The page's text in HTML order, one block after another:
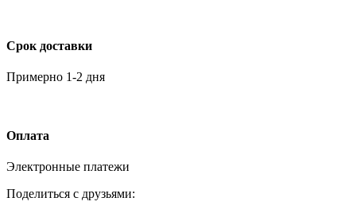
Срок доставки
Примерно 1-2 дня
Оплата
Электронные платежи
Поделиться с друзьями: